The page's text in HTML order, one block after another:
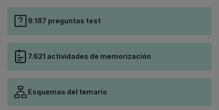
9.187 preguntas test
7.621 actividades de memorización
Esquemas del temario